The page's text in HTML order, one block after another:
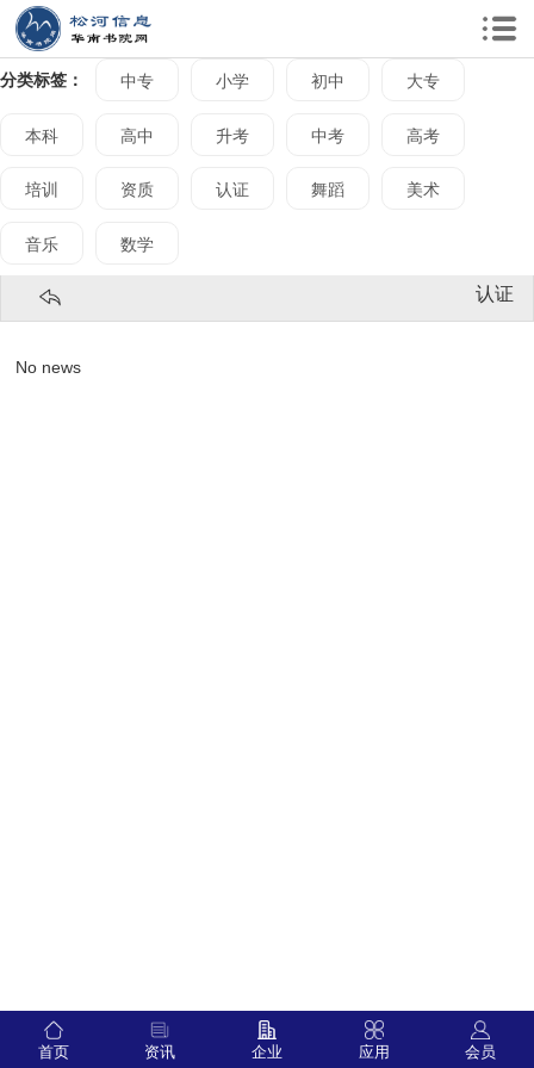
分类标签： 中专 小学 初中 大专
本科 高中 升考 中考 高考
培训 资质 认证 舞蹈 美术
音乐 数学
认证
No news
首页 资讯 企业 应用 会员